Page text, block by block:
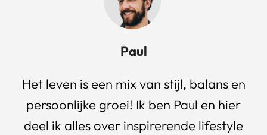
Paul
Het leven is een mix van stijl, balans en
persoonlijke groei! Ik ben Paul en hier
deel ik alles over inspirerende lifestyle